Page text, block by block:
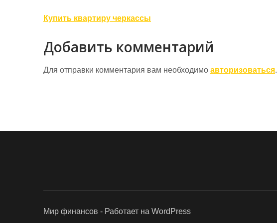
Навигация
записям
Купить квартиру черкассы
Добавить комментарий
Для отправки комментария вам необходимо авторизоваться.
Мир финансов - Работает на WordPress